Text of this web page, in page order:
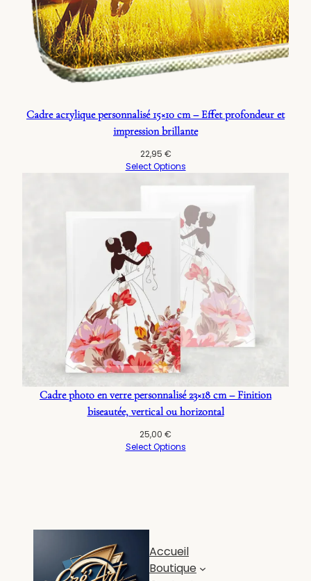
Cadre acrylique personnalisé 15×10 cm – Effet profondeur et
impression brillante
22,95 €
Select Options
Cadre photo en verre personnalisé 23×18 cm – Finition
biseautée, vertical ou horizontal
25,00 €
Select Options
Accueil
Boutique